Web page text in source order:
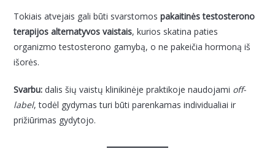
Tokiais atvejais gali būti svarstomospakaitinės testosterono
terapijos alternatyvos vaistais, kurios skatina paties
organizmo testosterono gamybą, o ne pakeičia hormoną iš
išorės.
Svarbu: dalis šių vaistų klinikinėje praktikoje naudojami off-
label, todėl gydymas turi būti parenkamas individualiai ir
prižiūrimas gydytojo.